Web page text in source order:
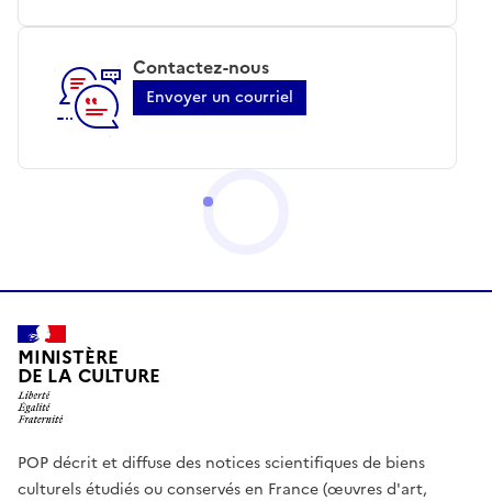
Contactez-nous
Envoyer un courriel
MINISTÈRE
DE LA CULTURE
POP décrit et diffuse des notices scientifiques de biens
culturels étudiés ou conservés en France (œuvres d'art,